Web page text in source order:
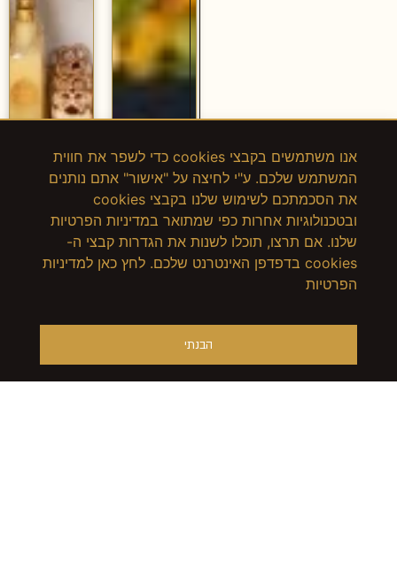
אנו משתמשים בקבצי cookies כדי לשפר את חווית
המשתמש שלכם. ע"י לחיצה על "אישור" אתם נותנים
את הסכמתכם לשימוש שלנו בקבצי cookies
ובטכנולוגיות אחרות כפי שמתואר במדיניות הפרטיות
שלנו. אם תרצו, תוכלו לשנות את הגדרות קבצי ה-
cookies בדפדפן האינטרנט שלכם. לחץ כאן למדיניות
הפרטיות
הבנתי